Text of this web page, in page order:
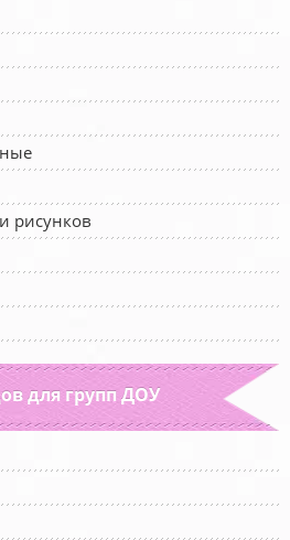
рисунков
для групп ДОУ